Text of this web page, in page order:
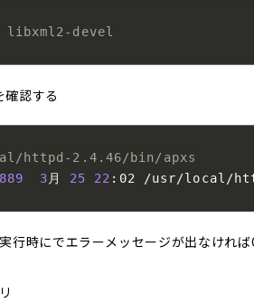
devel
認する
httpd-2.4.46/bin/apxs
3月 25 22 :02 /usr/local/
時にでエラーメッセージが出なければ